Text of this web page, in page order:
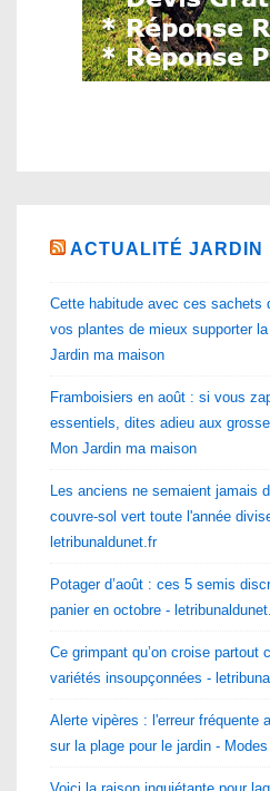
ACTUALITÉ JARDIN
Cette habitude avec ces sachets
vos plantes de mieux supporter
Jardin ma maison
Framboisiers en août : si vous
essentiels, dites adieu aux
Mon Jardin ma maison
Les anciens ne semaient jamais
couvre-sol vert toute l'année
letribunaldunet.fr
Potager d’août : ces 5 semis
panier en octobre -
Ce grimpant qu’on croise partout
variétés insoupçonnées -
Alerte vipères : l'erreur fréquente
sur la plage pour le jardin -